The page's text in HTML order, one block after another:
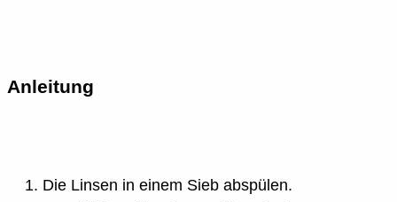
Anleitung
Die Linsen in einem Sieb abspülen.